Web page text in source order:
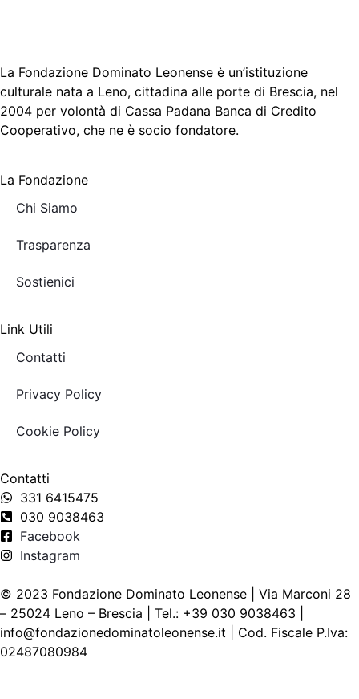
La Fondazione Dominato Leonense è un’istituzione
culturale nata a Leno, cittadina alle porte di Brescia, nel
2004 per volontà di Cassa Padana Banca di Credito
Cooperativo, che ne è socio fondatore.
La Fondazione
Chi Siamo
Trasparenza
Sostienici
Link Utili
Contatti
Privacy Policy
Cookie Policy
Contatti
331 6415475
030 9038463
Facebook
Instagram
© 2023 Fondazione Dominato Leonense | Via Marconi 28
– 25024 Leno – Brescia | Tel.: +39 030 9038463 |
info@fondazionedominatoleonense.it | Cod. Fiscale P.Iva:
02487080984